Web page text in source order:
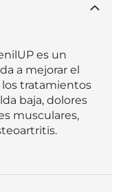
es un
a mejorar el
tratamientos
baja, dolores
musculares,